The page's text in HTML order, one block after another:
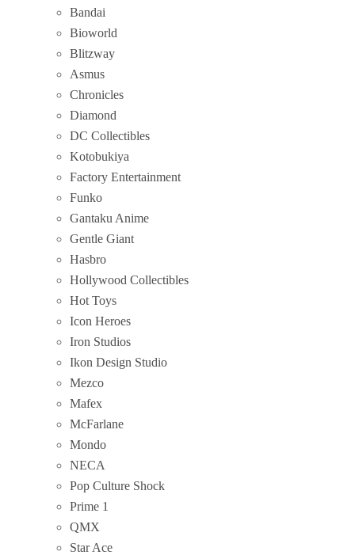
Bandai
Bioworld
Blitzway
Asmus
Chronicles
Diamond
DC Collectibles
Kotobukiya
Factory Entertainment
Funko
Gantaku Anime
Gentle Giant
Hasbro
Hollywood Collectibles
Hot Toys
Icon Heroes
Iron Studios
Ikon Design Studio
Mezco
Mafex
McFarlane
Mondo
NECA
Pop Culture Shock
Prime 1
QMX
Star Ace